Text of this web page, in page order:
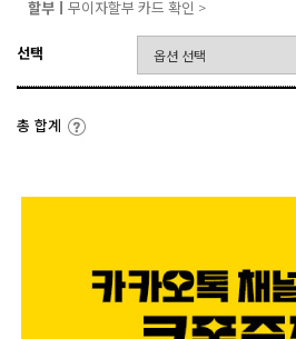
할부ㅣ 무이자할부 카드 확인 >
선택
총 합계